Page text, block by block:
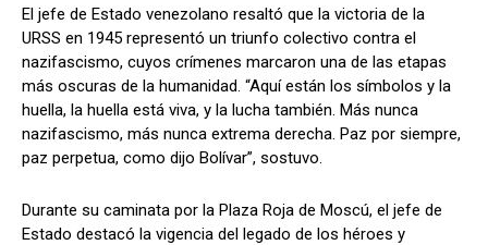
El jefe de Estado venezolano resaltó que la victoria de la
URSS en 1945 representó un triunfo colectivo contra el
nazifascismo, cuyos crímenes marcaron una de las etapas
más oscuras de la humanidad. “Aquí están los símbolos y la
huella, la huella está viva, y la lucha también. Más nunca
nazifascismo, más nunca extrema derecha. Paz por siempre,
paz perpetua, como dijo Bolívar”, sostuvo.
Durante su caminata por la Plaza Roja de Moscú, el jefe de
Estado destacó la vigencia del legado de los héroes y